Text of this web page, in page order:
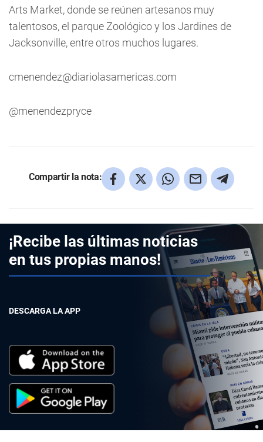
Arts Market, donde se reúnen artesanos muy
talentosos, el parque Zoológico y los Jardines de
Jacksonville, entre otros muchos lugares.
cmenendez@diariolasamericas.com
@menendezpryce
Compartir la nota:
¡Recibe las últimas noticias
en tus propias manos!
DESCARGA LA APP